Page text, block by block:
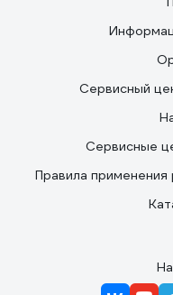
Сервисный
Сервисные
Правила применения